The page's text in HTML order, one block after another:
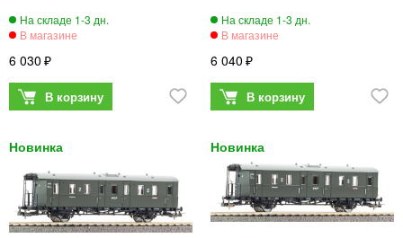
6 030 6 040